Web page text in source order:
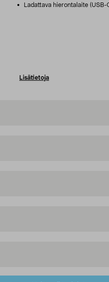
Ladattava hierontalaite (USB-
Lisätietoja